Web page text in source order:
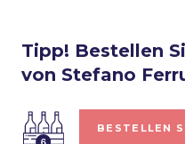
Tipp! Bestellen
von Stefano
BESTELLEN